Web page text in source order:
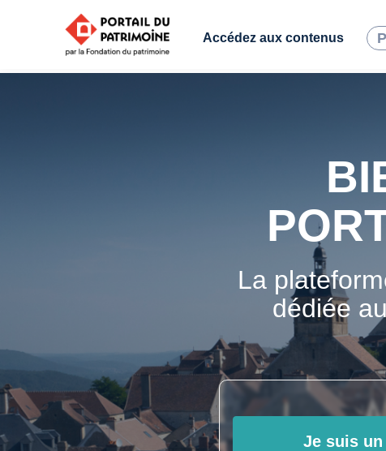
Accédez aux contenus
La
dédiée
Je suis